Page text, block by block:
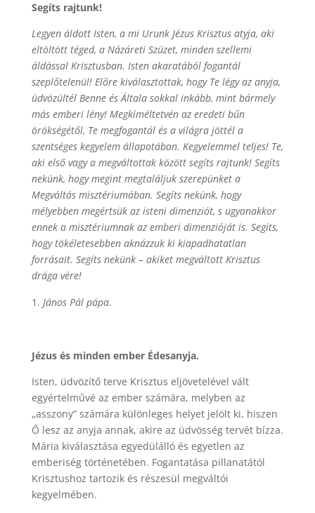
Segíts rajtunk!
Legyen áldott Isten, a mi Urunk Jézus Krisztus atyja, aki
eltöltött téged, a Názáreti Szüzet, minden szellemi
áldással Krisztusban. Isten akaratából fogantál
szeplőtelenül! Előre kiválasztottak, hogy Te légy az anyja,
üdvözültél Benne és Általa sokkal inkább, mint bármely
más emberi lény! Megkíméltetvén az eredeti bűn
örökségétől, Te megfogantál és a világra jöttél a
szentséges kegyelem állapotában. Kegyelemmel teljes! Te,
aki első vagy a megváltottak között segíts rajtunk! Segíts
nekünk, hogy megint megtaláljuk szerepünket a
Megváltás misztériumában. Segíts nekünk, hogy
mélyebben megértsük az isteni dimenziót, s ugyanakkor
ennek a misztériumnak az emberi dimenzióját is. Segíts,
hogy tökéletesebben aknázzuk ki kiapadhatatlan
forrásait. Segíts nekünk – akiket megváltott Krisztus
drága vére!
János Pál pápa.
Jézus és minden ember Édesanyja.
Isten, üdvözítő terve Krisztus eljövetelével vált
egyértelművé az ember számára, melyben az
„asszony” számára különleges helyet jelölt ki, hiszen
Ő lesz az anyja annak, akire az üdvösség tervét bízza.
Mária kiválasztása egyedülálló és egyetlen az
emberiség történetében. Fogantatása pillanatától
Krisztushoz tartozik és részesül megváltói
kegyelmében.